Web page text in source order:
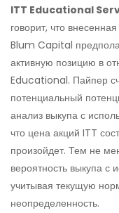
ITT Educational
говорит, что
Blum Capital
активную позицию в
Educational. Пайпер
потенциальный
анализ выкупа с
что цена акций ITT
произойдет. Тем не
вероятность выкупа с
учитывая текущую
неопределенность.